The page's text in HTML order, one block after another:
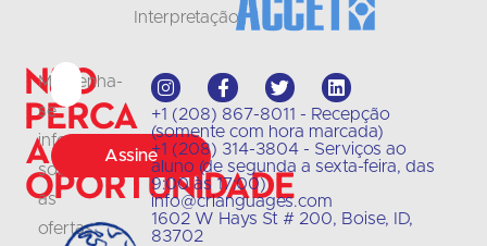
Não
perca
a
oportunidade
Mantenha-
se
informado
sobre
as
ofertas
Assine
+1 (208) 867-8011 - Recepção
(somente com hora marcada)
+1 (208) 314-3804 - Serviços ao
aluno (de segunda a sexta-feira, das
9:00 às 17:00)
info@crlanguages.com
1602 W Hays St # 200, Boise, ID,
83702
Interpretação